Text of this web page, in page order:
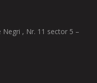
Negri , Nr. 11 sector 5 –